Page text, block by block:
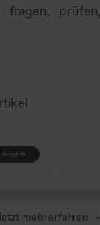
fragen,
Insights
mehr erfahren